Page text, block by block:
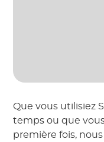
Que vous utilisiez
temps ou que
première fois,